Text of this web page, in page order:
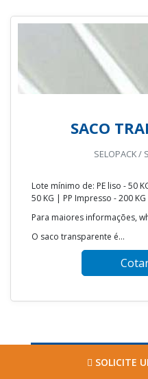
SACO
SELOPACK /
Lote mínimo de: PE liso - 50
50 KG | PP Impresso - 200 KG
Para maiores informações,
O saco transparente é...
SOLICITE